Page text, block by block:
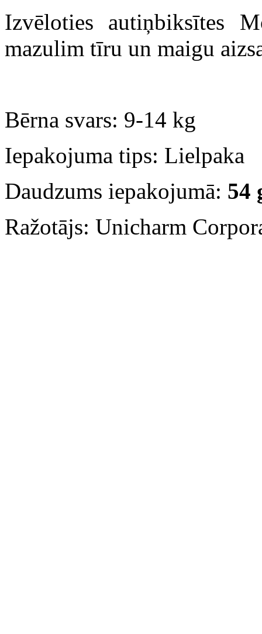
Izvēloties autiņbiksītes
mazulim tīru un maigu
Bērna svars: 9-14 kg
Iepakojuma tips: Lielpaka
Daudzums iepakojumā: 54
Ražotājs: Unicharm